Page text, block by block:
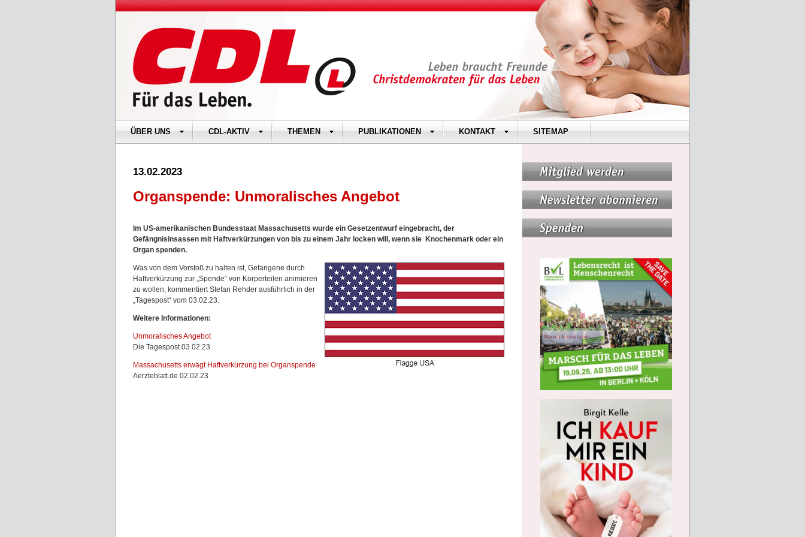
ÜBER UNS CDL-AKTIV THEMEN PUBLIKATIONEN KONTAKT SITEMAP
13.02.2023
Organspende: Unmoralisches Angebot
Im US-amerikanischen Bundesstaat Massachusetts wurde ein Gesetzentwurf eingebracht, der
Gefängnisinsassen mit Haftverkürzungen von bis zu einem Jahr locken will, wenn sie Knochenmark oder ein
Organ spenden.
Was von dem Vorstoß zu halten ist, Gefangene durch
Haftverkürzung zur „Spende“ von Körperteilen animieren
zu wollen, kommentiert Stefan Rehder ausführlich in der
„Tagespost“ vom 03.02.23.
Weitere Informationen:
Unmoralisches Angebot
Die Tagespost 03.02.23
Massachusetts erwägt Haftverkürzung bei Organspende
Aerzteblatt.de 02.02.23